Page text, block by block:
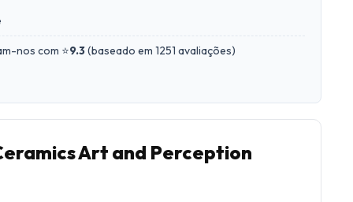
nos com ⭐9.3(baseado em 1251 avaliações)
Art and Perception